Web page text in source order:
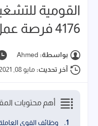
القومية
4176 فرصة عمل
بواسطة: Ahmed
آخر تحديث: مايو 08, 2021
أهم محتويات